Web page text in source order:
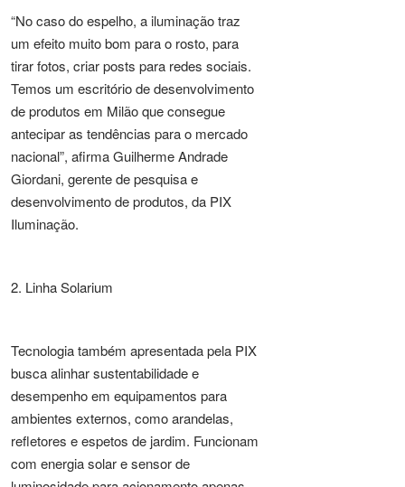
“No caso do espelho, a iluminação traz
um efeito muito bom para o rosto, para
tirar fotos, criar posts para redes sociais.
Temos um escritório de desenvolvimento
de produtos em Milão que consegue
antecipar as tendências para o mercado
nacional”, afirma Guilherme Andrade
Giordani, gerente de pesquisa e
desenvolvimento de produtos, da PIX
Iluminação.
2. Linha Solarium
Tecnologia também apresentada pela PIX
busca alinhar sustentabilidade e
desempenho em equipamentos para
ambientes externos, como arandelas,
refletores e espetos de jardim. Funcionam
com energia solar e sensor de